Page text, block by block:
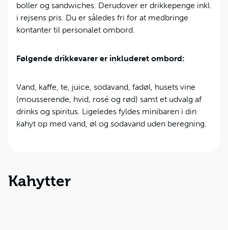
boller og sandwiches. Derudover er drikkepenge inkl.
i rejsens pris. Du er således fri for at medbringe
kontanter til personalet ombord.
Følgende drikkevarer er inkluderet ombord:
Vand, kaffe, te, juice, sodavand, fadøl, husets vine
(mousserende, hvid, rosé og rød) samt et udvalg af
drinks og spiritus. Ligeledes fyldes minibaren i din
kahyt op med vand, øl og sodavand uden beregning.
Kahytter